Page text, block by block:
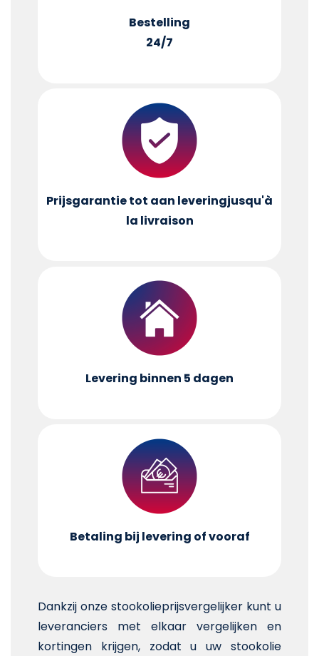
Bestelling
24/7
Prijsgarantie tot aan leveringjusqu'à
la livraison
Levering binnen 5 dagen
Betaling bij levering of vooraf
Dankzij onze stookolieprijsvergelijker kunt u
leveranciers met elkaar vergelijken en
kortingen krijgen, zodat u uw stookolie